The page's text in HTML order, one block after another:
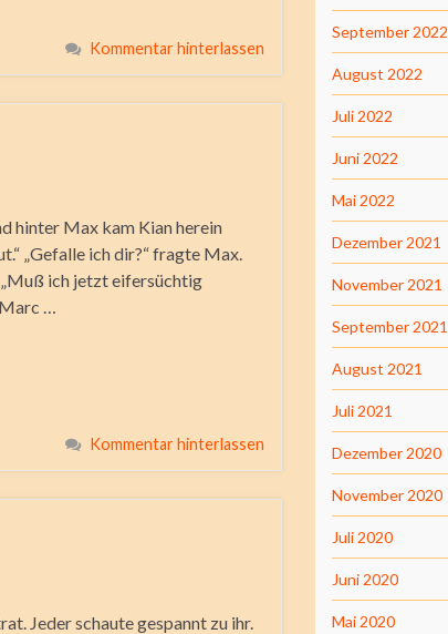
Kommentar hinterlassen
hinter Max kam Kian herein
„Gefalle ich dir?“ fragte Max.
„Muß ich jetzt eifersüchtig
…
Kommentar hinterlassen
Jeder schaute gespannt zu ihr.
September 2022
August 2022
Juli 2022
Juni 2022
Mai 2022
Dezember 2021
November 2021
September 2021
August 2021
Juli 2021
Dezember 2020
November 2020
Juli 2020
Juni 2020
Mai 2020